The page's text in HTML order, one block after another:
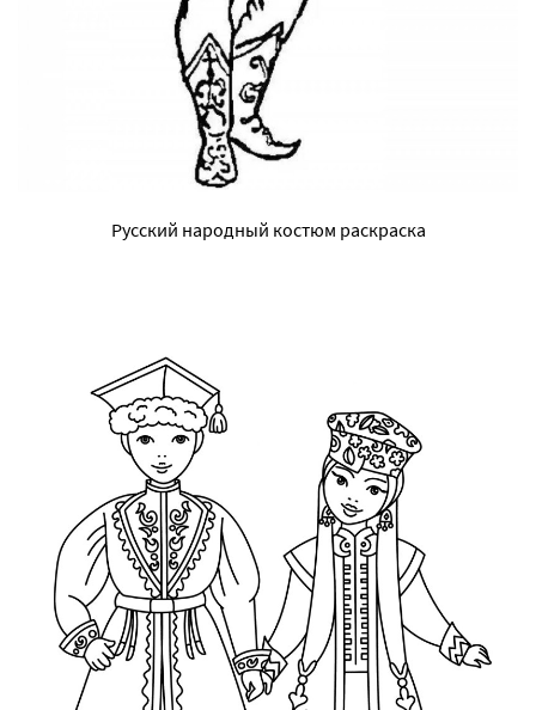
Русский народный костюм раскраска